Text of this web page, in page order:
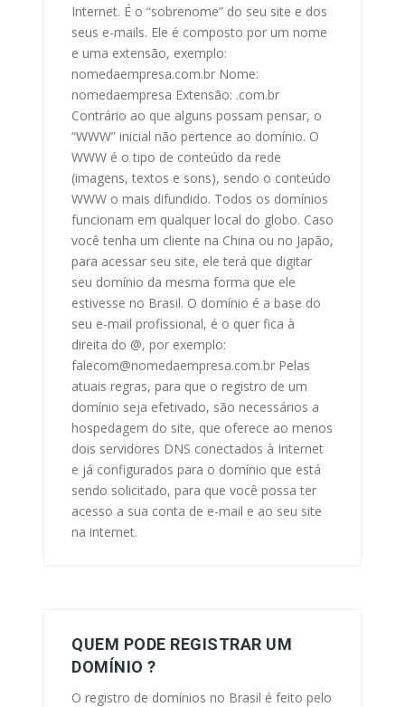
Internet. É o “sobrenome” do seu site e dos
seus e-mails. Ele é composto por um nome
e uma extensão, exemplo:
nomedaempresa.com.br Nome:
nomedaempresa Extensão: .com.br
Contrário ao que alguns possam pensar, o
“WWW” inicial não pertence ao domínio. O
WWW é o tipo de conteúdo da rede
(imagens, textos e sons), sendo o conteúdo
WWW o mais difundido. Todos os domínios
funcionam em qualquer local do globo. Caso
você tenha um cliente na China ou no Japão,
para acessar seu site, ele terá que digitar
seu domínio da mesma forma que ele
estivesse no Brasil. O domínio é a base do
seu e-mail profissional, é o quer fica à
direita do @, por exemplo:
falecom@nomedaempresa.com.br Pelas
atuais regras, para que o registro de um
domínio seja efetivado, são necessários a
hospedagem do site, que oferece ao menos
dois servidores DNS conectados à Internet
e já configurados para o domínio que está
sendo solicitado, para que você possa ter
acesso a sua conta de e-mail e ao seu site
na internet.
QUEM PODE REGISTRAR UM
DOMÍNIO ?
O registro de domínios no Brasil é feito pelo